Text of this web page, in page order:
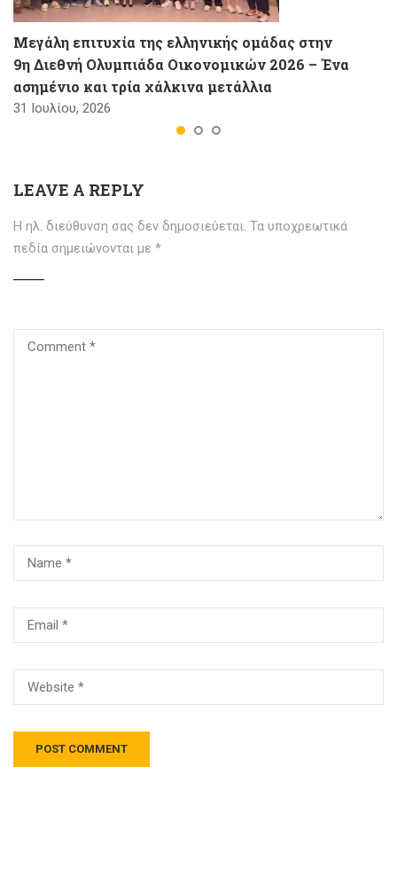
Μεγάλη επιτυχία της ελληνικής ομάδας στην
9η Διεθνή Ολυμπιάδα Οικονομικών 2026 – Ένα
ασημένιο και τρία χάλκινα μετάλλια
31 Ιουλίου, 2026
LEAVE A REPLY
Η ηλ. διεύθυνση σας δεν δημοσιεύεται. Τα υποχρεωτικά
πεδία σημειώνονται με *